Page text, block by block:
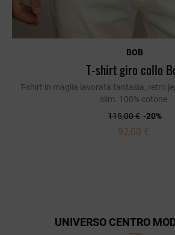
BOB
T-shirt giro collo
T-shirt in maglia lavorata fantasia, retro
slim. 100% cotone.
115,00 € -20%
92,00 €
UNIVERSO CENTRO